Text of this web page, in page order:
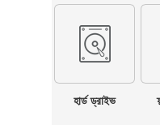
হার্ড ড্রাইভ